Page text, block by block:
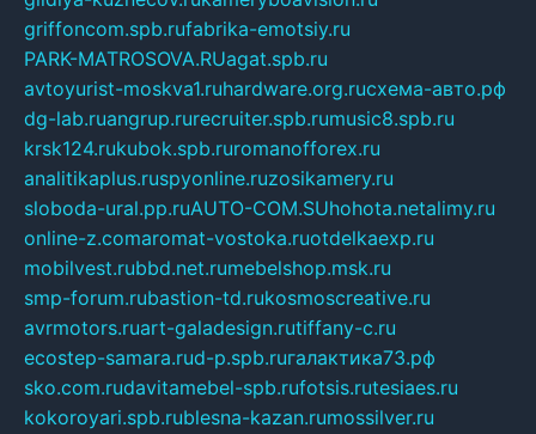
griffoncom.spb.rufabrika-emotsiy.ru
PARK-MATROSOVA.RUagat.spb.ru
avtoyurist-moskva1.ruhardware.org.ruсхема-авто.рф
dg-lab.ruangrup.rurecruiter.spb.rumusic8.spb.ru
krsk124.rukubok.spb.ruromanofforex.ru
analitikaplus.ruspyonline.ruzosikamery.ru
sloboda-ural.pp.ruAUTO-COM.SUhohota.netalimy.ru
online-z.comaromat-vostoka.ruotdelkaexp.ru
mobilvest.rubbd.net.rumebelshop.msk.ru
smp-forum.rubastion-td.rukosmoscreative.ru
avrmotors.ruart-galadesign.rutiffany-c.ru
ecostep-samara.rud-p.spb.ruгалактика73.рф
sko.com.rudavitamebel-spb.rufotsis.rutesiaes.ru
kokoroyari.spb.rublesna-kazan.rumossilver.ru